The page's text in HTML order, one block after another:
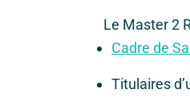
Le Master 2
Cadre de
Titulaires